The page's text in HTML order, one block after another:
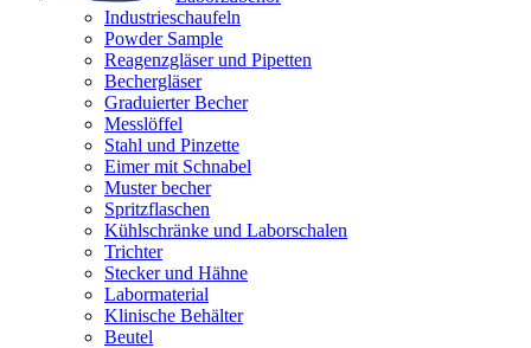
Industrieschaufeln
Powder Sample
Reagenzgläser und Pipetten
Bechergläser
Graduierter Becher
Messlöffel
Stahl und Pinzette
Eimer mit Schnabel
Muster becher
Spritzflaschen
Kühlschränke und Laborschalen
Trichter
Stecker und Hähne
Labormaterial
Klinische Behälter
Beutel